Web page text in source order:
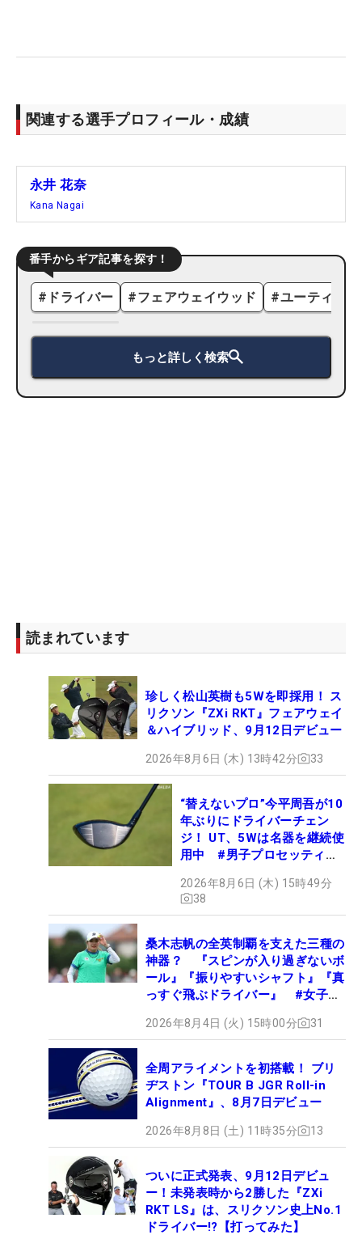
関連する選手プロフィール・成績
永井 花奈
Kana Nagai
番手からギア記事を探す！
# ドライバー #フェアウェイウッド #ユーティリ
もっと詳しく検索
読まれています
珍しく松山英樹も5Wを即採用！ ス
リクソン『ZXi RKT』フェアウェイ
＆ハイブリッド、9月12日デビュー
2026年8月6日 (木) 13時42分 33
“替えないプロ”今平周吾が10
年ぶりにドライバーチェン
ジ！ UT、5Wは名器を継続使
用中 #男子プロセッティン
2026年8月6日 (木) 15時49分
38
桑木志帆の全英制覇を支えた三種の
神器？ 『スピンが入り過ぎないボ
ール』『振りやすいシャフト』『真
っすぐ飛ぶドライバー』 #女子プ
2026年8月4日 (火) 15時00分 31
全周アライメントを初搭載！ ブリ
ヂストン『TOUR B JGR Roll-in
Alignment』、8月7日デビュー
2026年8月8日 (土) 11時35分 13
ついに正式発表、9月12日デビュ
ー！未発表時から2勝した『ZXi
RKT LS』は、スリクソン史上No.1
ドライバー!?【打ってみた】